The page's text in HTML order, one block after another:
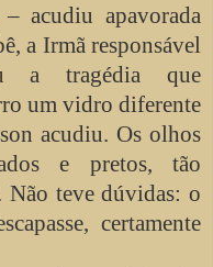
acudiu apavorada
a Irmã responsável
a tragédia que
um vidro diferente
acudiu. Os olhos
e pretos, tão
Não teve dúvidas: o
certamente